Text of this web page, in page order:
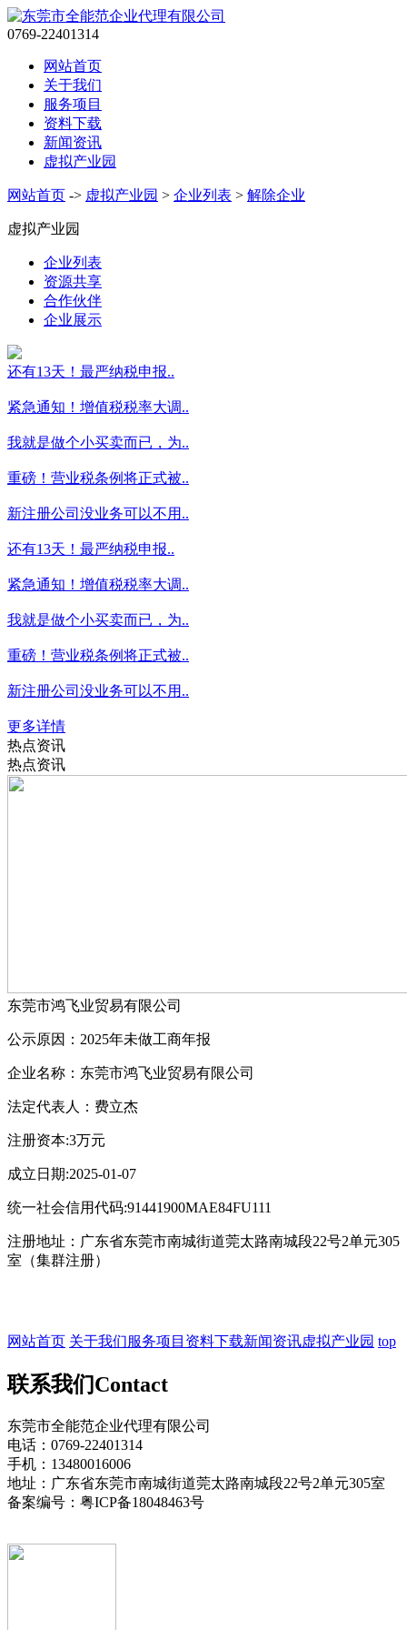
0769-22401314
网站首页
关于我们
服务项目
资料下载
新闻资讯
虚拟产业园
网站首页 -> 虚拟产业园 > 企业列表 > 解除企业
虚拟产业园
企业列表
资源共享
合作伙伴
企业展示
还有13天！最严纳税申报..
紧急通知！增值税税率大调..
我就是做个小买卖而已，为..
重磅！营业税条例将正式被..
新注册公司没业务可以不用..
还有13天！最严纳税申报..
紧急通知！增值税税率大调..
我就是做个小买卖而已，为..
重磅！营业税条例将正式被..
新注册公司没业务可以不用..
更多详情
热点资讯
热点资讯
东莞市鸿飞业贸易有限公司
公示原因：2025年未做工商年报
企业名称：东莞市鸿飞业贸易有限公司
法定代表人：费立杰
注册资本:3万元
成立日期:2025-01-07
统一社会信用代码:91441900MAE84FU111
注册地址：广东省东莞市南城街道莞太路南城段22号2单元305
室（集群注册）
网站首页 关于我们服务项目 资料下载新闻资讯虚拟产业园 top
联系我们Contact
东莞市全能范企业代理有限公司
电话：0769-22401314
手机：13480016006
地址：广东省东莞市南城街道莞太路南城段22号2单元305室
备案编号：粤ICP备18048463号